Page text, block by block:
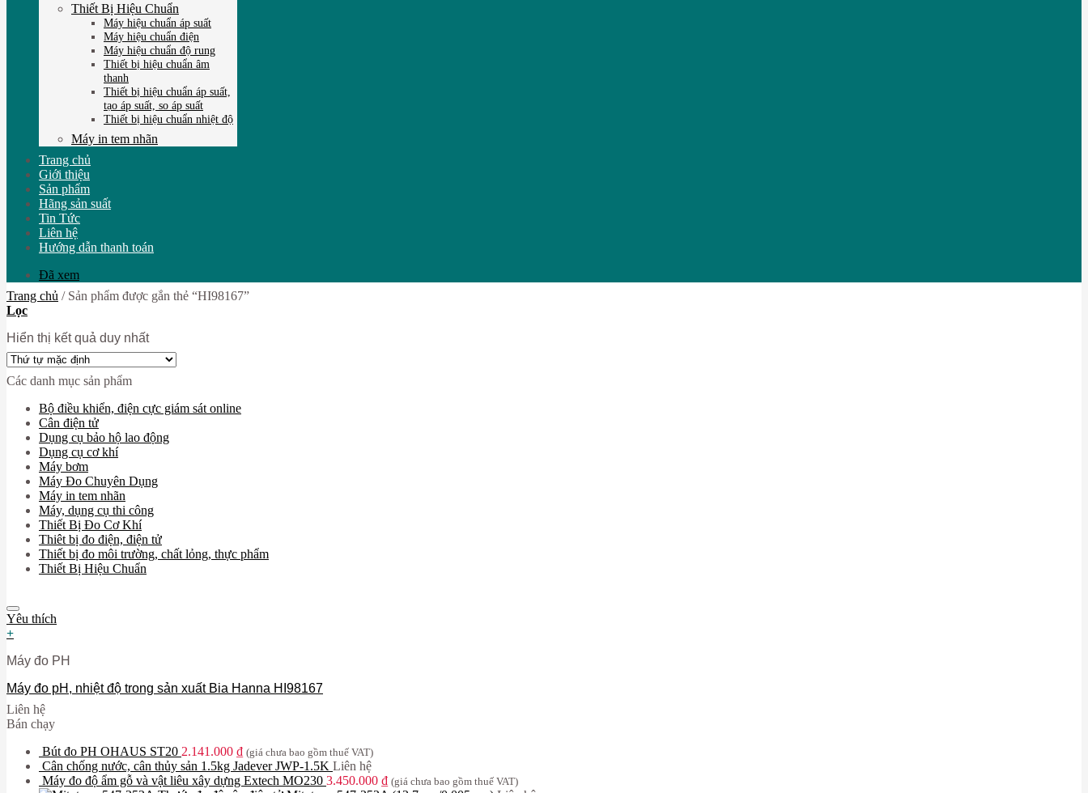
Thiết Bị Hiệu Chuẩn
Máy hiệu chuẩn áp suất
Máy hiệu chuẩn điện
Máy hiệu chuẩn độ rung
Thiết bị hiệu chuẩn âm
thanh
Thiết bị hiệu chuẩn áp suất,
tạo áp suất, so áp suất
Thiết bị hiệu chuẩn nhiệt độ
Máy in tem nhãn
Trang chủ
Giới thiệu
Sản phẩm
Hãng sản suất
Tin Tức
Liên hệ
Hướng dẫn thanh toán
Đã xem
Trang chủ /Sản phẩm được gắn thẻ “HI98167”
Lọc
Hiển thị kết quả duy nhất
Các danh mục sản phẩm
Bộ điều khiển, điện cực giám sát online
Cân điện tử
Dụng cụ bảo hộ lao động
Dụng cụ cơ khí
Máy bơm
Máy Đo Chuyên Dụng
Máy in tem nhãn
Máy, dụng cụ thi công
Thiết Bị Đo Cơ Khí
Thiêt bị đo điện, điện tử
Thiết bị đo môi trường, chất lỏng, thực phẩm
Thiết Bị Hiệu Chuẩn
Yêu thích
+
Máy đo PH
Máy đo pH, nhiệt độ trong sản xuất Bia Hanna HI98167
Liên hệ
Bán chạy
Bút đo PH OHAUS ST20 2.141.000 ₫ (giá chưa bao gồm thuế VAT)
Cân chống nước, cân thủy sản 1.5kg Jadever JWP-1.5K Liên hệ
Máy đo độ ẩm gỗ và vật liêu xây dựng Extech MO230 3.450.000 ₫ (giá chưa bao gồm thuế VAT)